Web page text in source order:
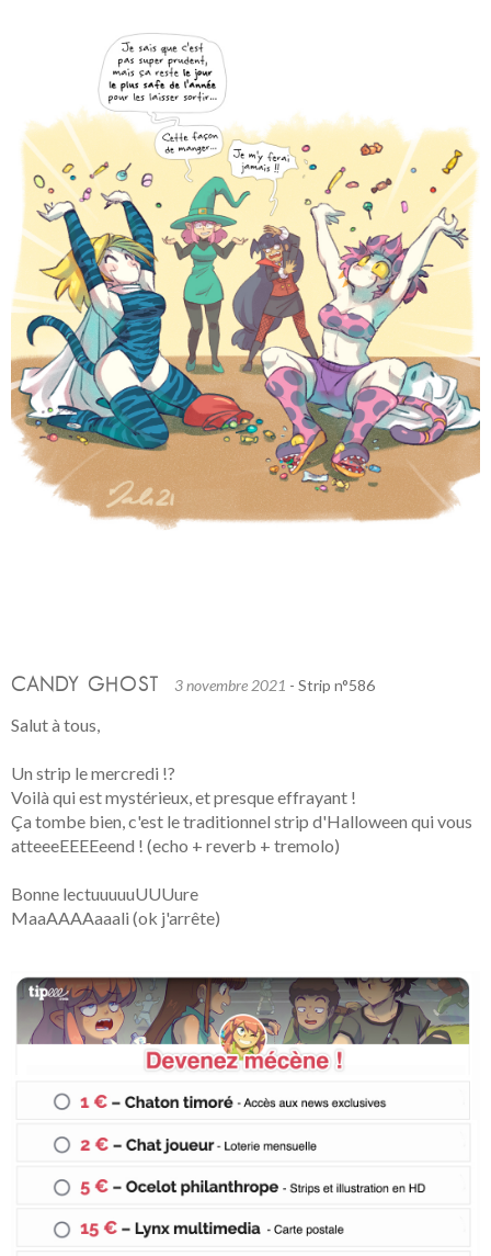
CANDY GHOST 3 novembre 2021 - Strip n°586
Salut à tous,
Un strip le mercredi !?
Voilà qui est mystérieux, et presque effrayant !
Ça tombe bien, c'est le traditionnel strip d'Halloween qui vous
atteeeEEEEeend ! (echo + reverb + tremolo)
Bonne lectuuuuuUUUure
MaaAAAAaaali (ok j'arrête)